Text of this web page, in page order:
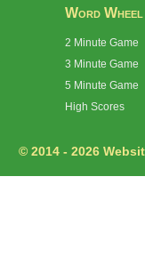
Word Wheel
2 Minute Game
3 Minute Game
5 Minute Game
High Scores
© 2014 - 2026